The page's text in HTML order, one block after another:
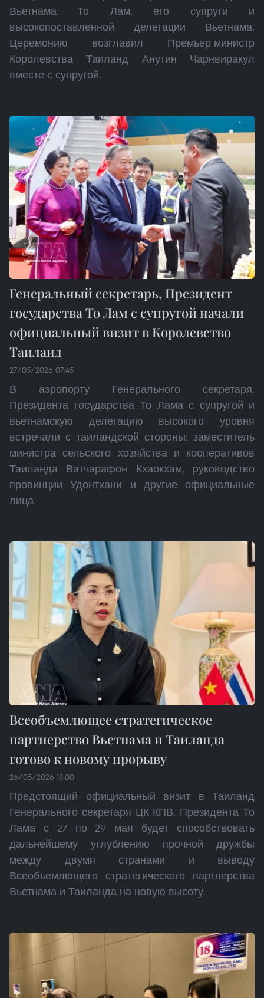
Вьетнама То Лам, его супруги и
высокопоставленной делегации Вьетнама.
Церемонию возглавил Премьер-министр
Королевства Таиланд Анутин Чарнвиракул
вместе с супругой.
Генеральный секретарь, Президент
государства То Лам с супругой начали
официальный визит в Королевство
Таиланд
27/05/2026 07:45
В аэропорту Генерального секретаря,
Президента государства То Лама с супругой и
вьетнамскую делегацию высокого уровня
встречали с таиландской стороны: заместитель
министра сельского хозяйства и кооперативов
Таиланда Ватчарафон Кхаокхам, руководство
провинции Удонтхани и другие официальные
лица.
Всеобъемлющее стратегическое
партнерство Вьетнама и Таиланда
готово к новому прорыву
26/05/2026 18:00
Предстоящий официальный визит в Таиланд
Генерального секретаря ЦК КПВ, Президента То
Лама с 27 по 29 мая будет способствовать
дальнейшему углублению прочной дружбы
между двумя странами и выводу
Всеобъемлющего стратегического партнерства
Вьетнама и Таиланда на новую высоту.